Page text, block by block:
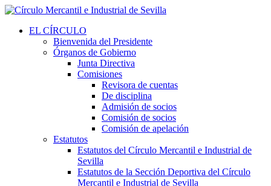
EL CÍRCULO
Bienvenida del Presidente
Órganos de Gobierno
Junta Directiva
Comisiones
Revisora de cuentas
De disciplina
Admisión de socios
Comisión de socios
Comisión de apelación
Estatutos
Estatutos del Círculo Mercantil e Industrial de
Sevilla
Estatutos de la Sección Deportiva del Círculo
Mercantil e Industrial de Sevilla